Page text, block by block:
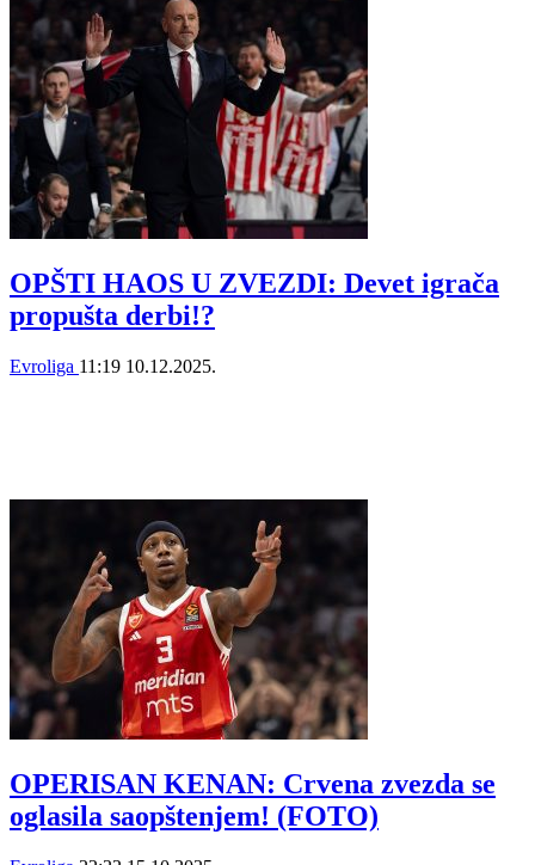
OPŠTI HAOS U ZVEZDI: Devet igrača
propušta derbi!?
Evroliga 11:19 10.12.2025.
OPERISAN KENAN: Crvena zvezda se
oglasila saopštenjem! (FOTO)